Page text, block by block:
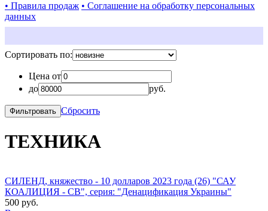
• Правила продаж • Соглашение на обработку персональных
данных
Сортировать по:
Цена от
до
руб.
Сбросить
ТЕХНИКА
СИЛЕНД, княжество - 10 долларов 2023 года (26) "САУ
КОАЛИЦИЯ - СВ", серия: "Денацификация Украины"
500 руб.